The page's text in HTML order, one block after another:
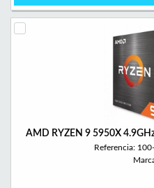
AMD RYZEN 9 5950X
Referencia: